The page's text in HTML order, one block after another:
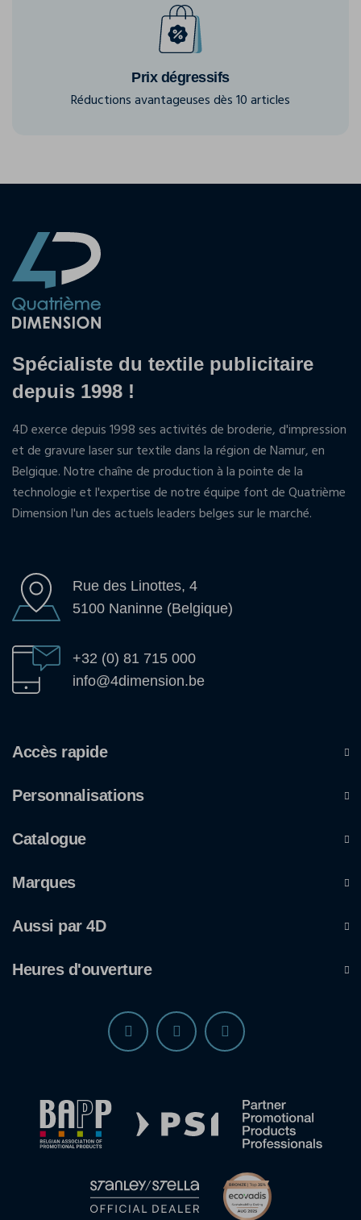
Prix dégressifs
Réductions avantageuses dès 10 articles
Spécialiste du textile publicitaire
depuis 1998 !
4D exerce depuis 1998 ses activités de broderie, d'impression
et de gravure laser sur textile dans la région de Namur, en
Belgique. Notre chaîne de production à la pointe de la
technologie et l'expertise de notre équipe font de Quatrième
Dimension l'un des actuels leaders belges sur le marché.
Rue des Linottes, 4
5100 Naninne (Belgique)
+32 (0) 81 715 000
info@4dimension.be
Accès rapide
Personnalisations
Catalogue
Marques
Aussi par 4D
Heures d'ouverture